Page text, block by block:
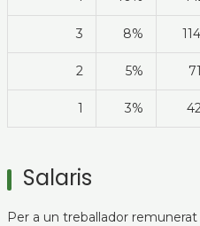
3 8%
2 5%
1 3%
Salaris
Per a un treballador